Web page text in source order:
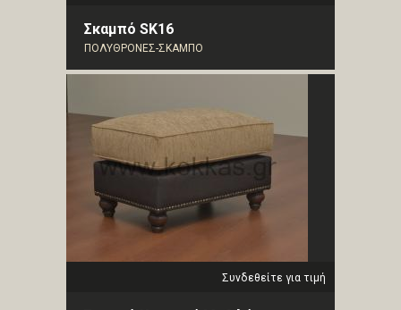
Σκαμπό SK16
ΠΟΛΥΘΡΟΝΕΣ-ΣΚΑΜΠΟ
Συνδεθείτε για τιμή